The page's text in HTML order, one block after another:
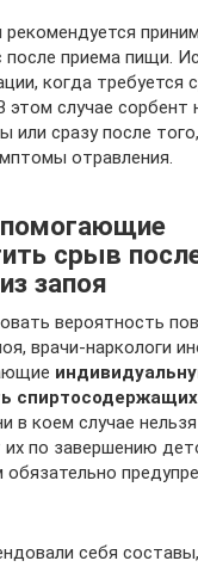
после приема пищи.
когда требуется
случае сорбент
или сразу после
отравления.
срыв
запоя
вероятность
врачи-наркологи
в коем случае
по завершению
обязательно
себя